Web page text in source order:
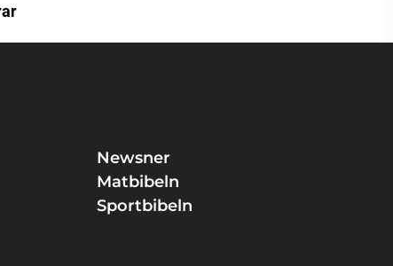
Newsner
Matbibeln
Sportbibeln